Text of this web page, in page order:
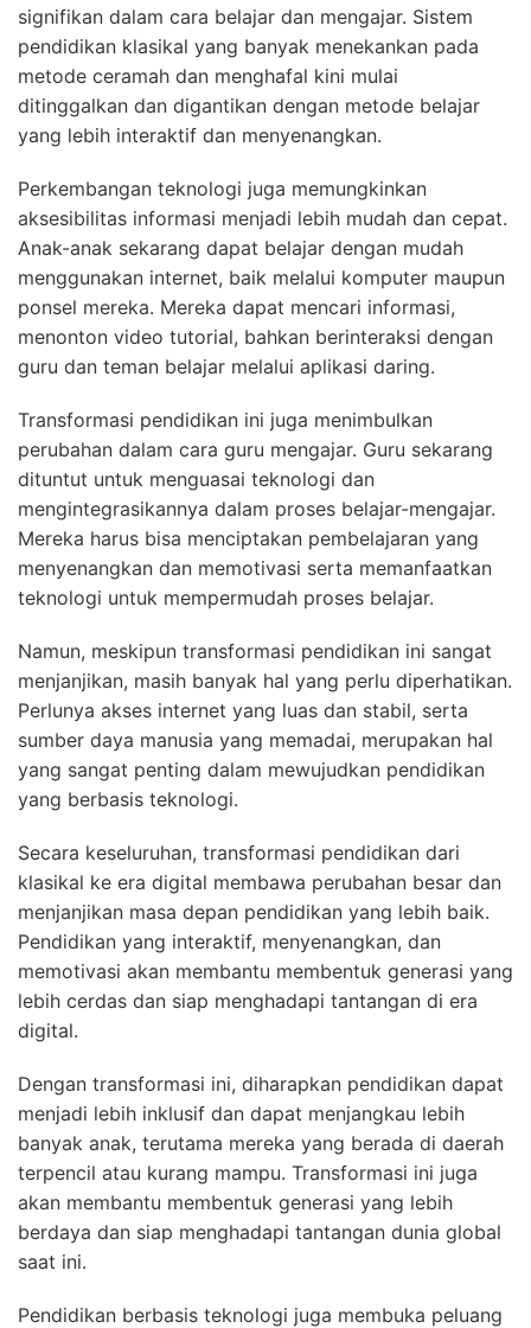
signifikan dalam cara belajar dan mengajar. Sistem
pendidikan klasikal yang banyak menekankan pada
metode ceramah dan menghafal kini mulai
ditinggalkan dan digantikan dengan metode belajar
yang lebih interaktif dan menyenangkan.
Perkembangan teknologi juga memungkinkan
aksesibilitas informasi menjadi lebih mudah dan cepat.
Anak-anak sekarang dapat belajar dengan mudah
menggunakan internet, baik melalui komputer maupun
ponsel mereka. Mereka dapat mencari informasi,
menonton video tutorial, bahkan berinteraksi dengan
guru dan teman belajar melalui aplikasi daring.
Transformasi pendidikan ini juga menimbulkan
perubahan dalam cara guru mengajar. Guru sekarang
dituntut untuk menguasai teknologi dan
mengintegrasikannya dalam proses belajar-mengajar.
Mereka harus bisa menciptakan pembelajaran yang
menyenangkan dan memotivasi serta memanfaatkan
teknologi untuk mempermudah proses belajar.
Namun, meskipun transformasi pendidikan ini sangat
menjanjikan, masih banyak hal yang perlu diperhatikan.
Perlunya akses internet yang luas dan stabil, serta
sumber daya manusia yang memadai, merupakan hal
yang sangat penting dalam mewujudkan pendidikan
yang berbasis teknologi.
Secara keseluruhan, transformasi pendidikan dari
klasikal ke era digital membawa perubahan besar dan
menjanjikan masa depan pendidikan yang lebih baik.
Pendidikan yang interaktif, menyenangkan, dan
memotivasi akan membantu membentuk generasi yang
lebih cerdas dan siap menghadapi tantangan di era
digital.
Dengan transformasi ini, diharapkan pendidikan dapat
menjadi lebih inklusif dan dapat menjangkau lebih
banyak anak, terutama mereka yang berada di daerah
terpencil atau kurang mampu. Transformasi ini juga
akan membantu membentuk generasi yang lebih
berdaya dan siap menghadapi tantangan dunia global
saat ini.
Pendidikan berbasis teknologi juga membuka peluang